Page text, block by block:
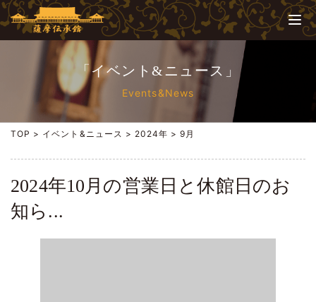
「イベント&ニュース」
Events&News
TOP > イベント&ニュース > 2024年 >9月
2024年10月の営業日と休館日のお
知ら...